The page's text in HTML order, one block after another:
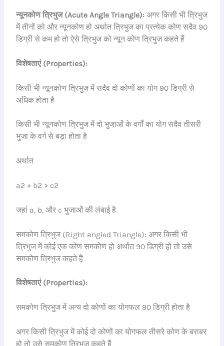
न्यूनकोण त्रिभुज (Acute Angle Triangle): अगर किसी भी त्रिभुज
में तीनों को और न्यूनकोण हो अर्थात त्रिभुज का प्रत्येक कोण सदैव 90
डिग्री से कम हो तो ऐसे त्रिभुज को न्यून कोण त्रिभुज कहते हैं
विशेषताएं (Properties):
किसी भी न्यूनकोण त्रिभुज में सदैव दो कोणों का योग 90 डिग्री से
अधिक होता है
किसी भी न्यूनकोण त्रिभुज में दो भुजाओं के वर्गों का योग सदैव तीसरी
भुजा के वर्ग से बड़ा होता है
अर्थात
a2 + b2 > c2
जहां a, b, और c भुजाओं की लंबाई है
समकोण त्रिभुज (Right angled Triangle): अगर किसी भी
त्रिभुज में कोई एक कोण समकोण हो अर्थात 90 डिग्री हो तो उसे
समकोण त्रिभुज कहते हैं
विशेषताएं (Properties):
समकोण त्रिभुज में अन्य दो कोणों का योगफल 90 डिग्री होता है
अगर किसी त्रिभुज में कोई दो कोणों का योगफल तीसरे कोण के बराबर
हो तो उसे समकोण त्रिभुज कहते हैं